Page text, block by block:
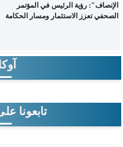
الإنصاف": رؤية الرئيس في المؤتمر
الصحفي تعزز الاستثمار ومسار الحكامة
تابعونا